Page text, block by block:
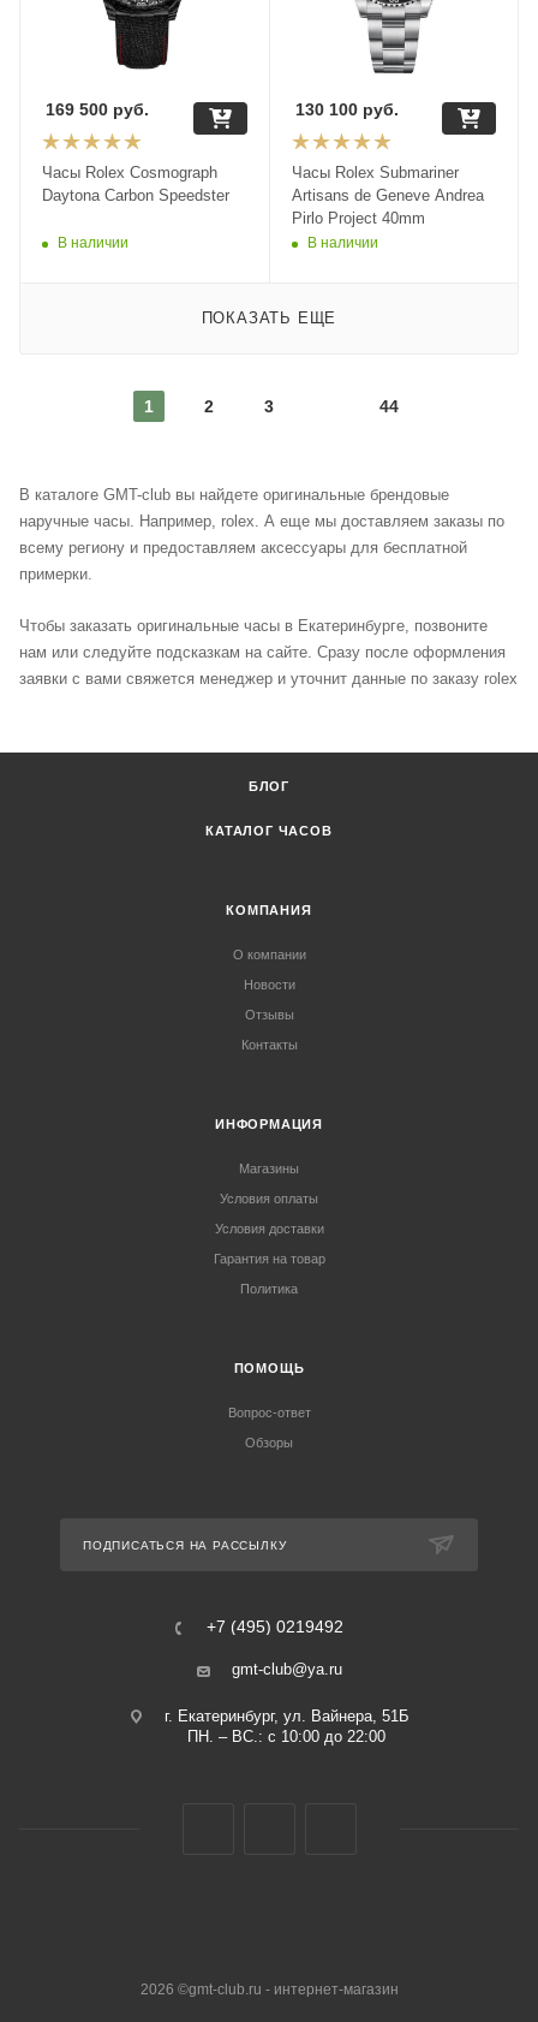
Часы Rolex Cosmograph
Daytona Carbon Speedster
В наличии
169 500 руб.
Часы Rolex Submariner
Artisans de Geneve Andrea
Pirlo Project 40mm
В наличии
130 100руб.
ПОКАЗАТЬ ЕЩЕ
1 2 3 44
В каталоге GMT-club вы найдете оригинальные брендовые
наручные часы. Например, rolex. А еще мы доставляем заказы по
всему региону и предоставляем аксессуары для бесплатной
примерки.
Чтобы заказать оригинальные часы в Екатеринбурге, позвоните
нам или следуйте подсказкам на сайте. Сразу после оформления
заявки с вами свяжется менеджер и уточнит данные по заказу rolex
БЛОГ
КАТАЛОГ ЧАСОВ
КОМПАНИЯ
О компании
Новости
Отзывы
Контакты
ИНФОРМАЦИЯ
Магазины
Условия оплаты
Условия доставки
Гарантия на товар
Политика
ПОМОЩЬ
Вопрос-ответ
Обзоры
ПОДПИСАТЬСЯ НА РАССЫЛКУ
+7 (495) 0219492
gmt-club@ya.ru
г. Екатеринбург, ул. Вайнера, 51Б
ПН. – ВС.: с 10:00 до 22:00
2026 ©gmt-club.ru - интернет-магазин